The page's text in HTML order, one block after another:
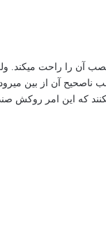
آن را راحت میکند.
ناصحیح آن از بین
که این امر روکش